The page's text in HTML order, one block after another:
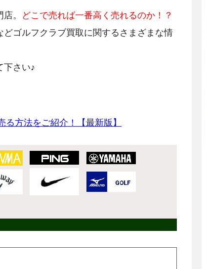
。 どこで売れば一番高く売れるのか！？
ゴルフクラブ買取に関するさまざまな情
下さい♪
方法をご紹介！【最新版】